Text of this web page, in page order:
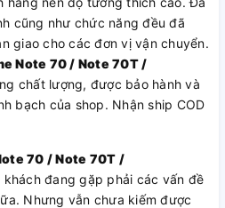
cũng như chức năng đều đã
giao cho các đơn vị vận chuyển.
Note 70 / Note 70T /
chất lượng, được bảo hành và
bạch của shop. Nhận ship COD
70 / Note 70T /
khách đang gặp phải các vấn đề
Nhưng vẫn chưa kiếm được